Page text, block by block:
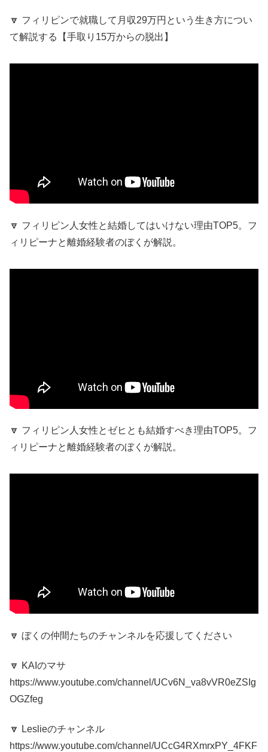
🔽 フィリピンで就職して月収29万円という生き方につい
て解説する【手取り15万からの脱出】
🔽 フィリピン人女性と結婚してはいけない理由TOP5。フ
ィリピーナと離婚経験者のぼくが解説。
🔽 フィリピン人女性とゼヒとも結婚すべき理由TOP5。フ
ィリピーナと離婚経験者のぼくが解説。
🔽 ぼくの仲間たちのチャンネルを応援してください
🔽 KAIのマサ
https://www.youtube.com/channel/UCv6N_va8vVR0eZSIg
OGZfeg
🔽 Leslieのチャンネル
https://www.youtube.com/channel/UCcG4RXmrxPY_4FKF